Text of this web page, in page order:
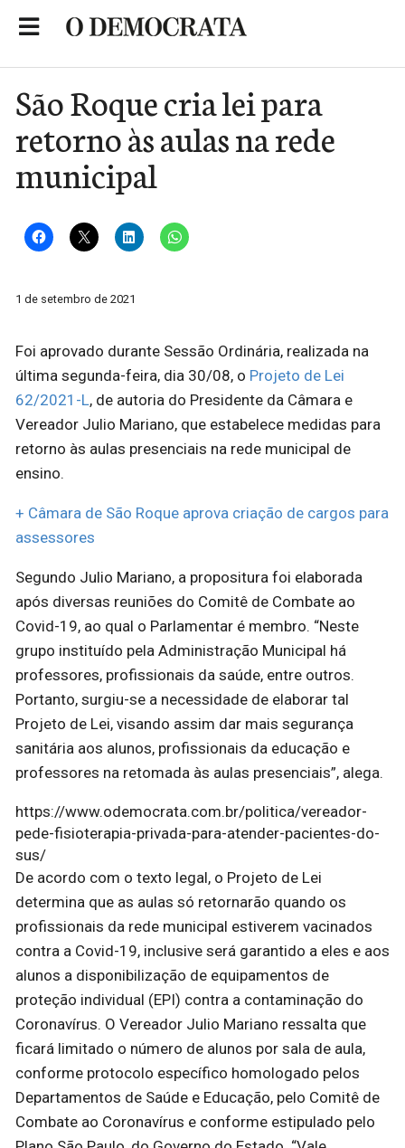
São Roque cria lei para
retorno às aulas na rede
municipal
1 de setembro de 2021
Foi aprovado durante Sessão Ordinária, realizada na
última segunda-feira, dia 30/08, o Projeto de Lei
62/2021-L, de autoria do Presidente da Câmara e
Vereador Julio Mariano, que estabelece medidas para
retorno às aulas presenciais na rede municipal de
ensino.
+ Câmara de São Roque aprova criação de cargos para
assessores
Segundo Julio Mariano, a propositura foi elaborada
após diversas reuniões do Comitê de Combate ao
Covid-19, ao qual o Parlamentar é membro. “Neste
grupo instituído pela Administração Municipal há
professores, profissionais da saúde, entre outros.
Portanto, surgiu-se a necessidade de elaborar tal
Projeto de Lei, visando assim dar mais segurança
sanitária aos alunos, profissionais da educação e
professores na retomada às aulas presenciais”, alega.
https://www.odemocrata.com.br/politica/vereador-
pede-fisioterapia-privada-para-atender-pacientes-do-
sus/
De acordo com o texto legal, o Projeto de Lei
determina que as aulas só retornarão quando os
profissionais da rede municipal estiverem vacinados
contra a Covid-19, inclusive será garantido a eles e aos
alunos a disponibilização de equipamentos de
proteção individual (EPI) contra a contaminação do
Coronavírus. O Vereador Julio Mariano ressalta que
ficará limitado o número de alunos por sala de aula,
conforme protocolo específico homologado pelos
Departamentos de Saúde e Educação, pelo Comitê de
Combate ao Coronavírus e conforme estipulado pelo